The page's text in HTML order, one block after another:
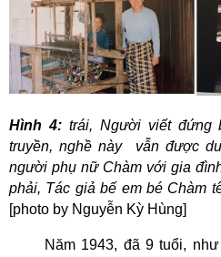
Hình4: trái, Người viết đứng
truyền, nghề này
vẫn được
người phụ nữ Chàm với gia
phải, Tác giả bế em bé Chàm
[photo by Nguyễn Kỳ Hùng]
Năm 1943, đã 9 tuổi,